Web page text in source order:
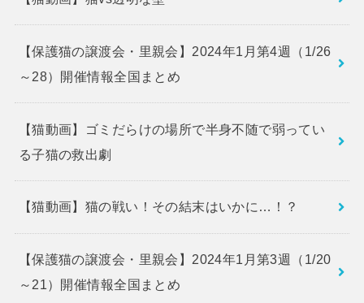
【保護猫の譲渡会・里親会】2024年1月第4週（1/26
～28）開催情報全国まとめ
【猫動画】ゴミだらけの場所で半身不随で弱ってい
る子猫の救出劇
【猫動画】猫の戦い！その結末はいかに…！？
【保護猫の譲渡会・里親会】2024年1月第3週（1/20
～21）開催情報全国まとめ